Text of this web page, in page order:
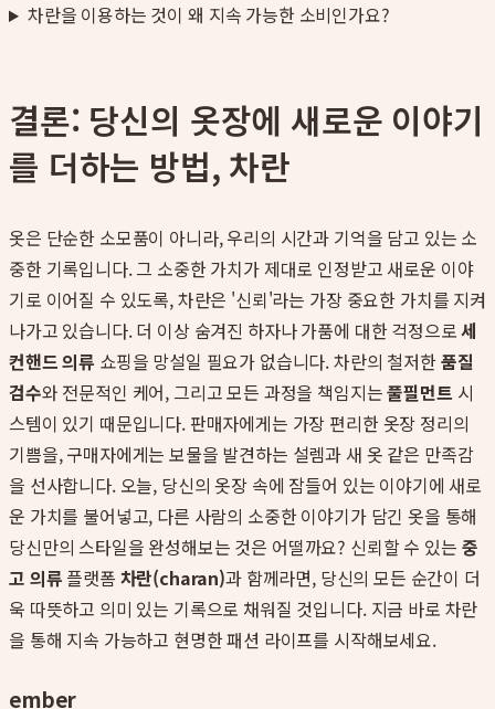
차란을 이용하는 것이 왜 지속 가능한 소비인가요?
결론: 당신의 옷장에 새로운 이야기
를 더하는 방법, 차란
옷은 단순한 소모품이 아니라, 우리의 시간과 기억을 담고 있는 소
중한 기록입니다. 그 소중한 가치가 제대로 인정받고 새로운 이야
기로 이어질 수 있도록, 차란은 '신뢰'라는 가장 중요한 가치를 지켜
나가고 있습니다. 더 이상 숨겨진 하자나 가품에 대한 걱정으로세
컨핸드 의류 쇼핑을 망설일 필요가 없습니다. 차란의 철저한품질
검수와 전문적인 케어, 그리고 모든 과정을 책임지는풀필먼트 시
스템이 있기 때문입니다. 판매자에게는 가장 편리한 옷장 정리의
기쁨을, 구매자에게는 보물을 발견하는 설렘과 새 옷 같은 만족감
을 선사합니다. 오늘, 당신의 옷장 속에 잠들어 있는 이야기에 새로
운 가치를 불어넣고, 다른 사람의 소중한 이야기가 담긴 옷을 통해
당신만의 스타일을 완성해보는 것은 어떨까요? 신뢰할 수 있는 중
고 의류 플랫폼 차란(charan)과 함께라면, 당신의 모든 순간이 더
욱 따뜻하고 의미 있는 기록으로 채워질 것입니다. 지금 바로 차란
을 통해 지속 가능하고 현명한 패션 라이프를 시작해보세요.
ember